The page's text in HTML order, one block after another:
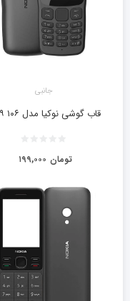
جانبی
قاب گوشی نوکیا مدل ۱۰۶ ۲۰۱۹
۱۹۹,۰۰۰ تومان